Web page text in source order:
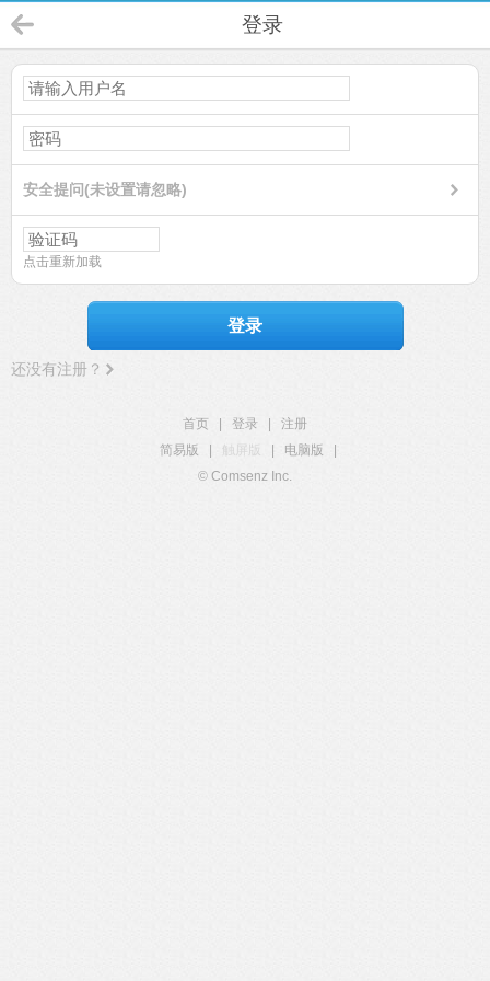
登录
安全提问(未设置请忽略)
点击重新加载
登录
还没有注册？
首页 登录
注册
简易版
触屏版 电脑版
© Comsenz Inc.